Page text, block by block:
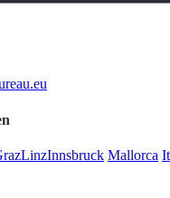
LinzInnsbruck Mallorca